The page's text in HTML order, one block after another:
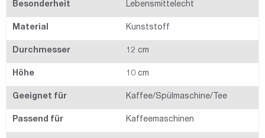
Besonderheit Lebensmittelecht
Material Kunststoff
Durchmesser 12 cm
Höhe 10 cm
Geeignet für Kaffee/Spülmaschine/Tee
Passend für Kaffeemaschinen